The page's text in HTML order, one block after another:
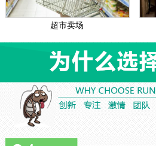
超市卖场